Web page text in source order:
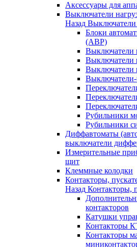
Аксессуары для
Выключатели
Назад Выключатели
Блоки
(АВР)
Выключатели
Выключатели
Выключатели
Выключатели-
Рубильники
Рубильники
Диффавтоматы
выключатели
Измерительные
щит
Клеммные колодки
Контакторы,
Назад Контакторы,
контакторов
Катушки
Контакторы
Контакторы